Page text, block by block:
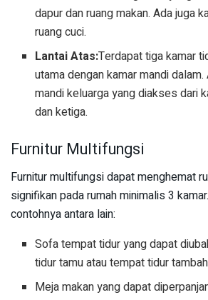
dapur dan ruang makan. Ada juga
ruang cuci.
Lantai Atas:Terdapat tiga kamar
utama dengan kamar mandi
mandi keluarga yang diakses dari
dan ketiga.
Furnitur Multifungsi
Furnitur multifungsi dapat menghemat
signifikan pada rumah minimalis 3
contohnya antara lain:
Sofa tempat tidur yang dapat
tidur tamu atau tempat tidur
Meja makan yang dapat